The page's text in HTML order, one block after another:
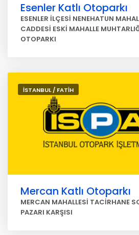
Esenler Katlı Otoparkı
ESENLER İLÇESİ NENEHATUN
CADDESİ ESKİ MAHALLE
OTOPARKI
İSTANBUL / FATİH
Mercan Katlı Otoparkı
MERCAN MAHALLESİ TACİRHANE
PAZARI KARŞISI